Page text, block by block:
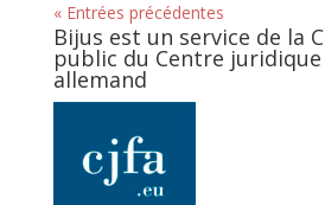
« Entrées précédentes
Bijus est un service de la
public du Centre
allemand